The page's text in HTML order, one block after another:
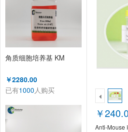
角质细胞培养基 KM
￥2280.00
已有1000人购买
￥
Anti-Mouse